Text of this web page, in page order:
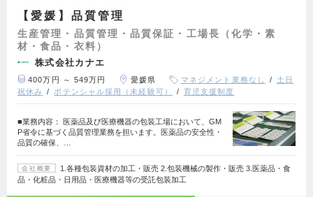
【愛媛】品質管理
生産管理・品質管理・品質保証・工場長（化学・素
材・食品・衣料）
株式会社カナエ
400万円 ～ 549万円 愛媛県 マネジメント業務なし
土日
祝休み
ポテンシャル採用（未経験可） 育児支援制度
■業務内容： 医薬品及び医療機器の包装工場において、GM
P省令に基づく品質管理業務を担います。医薬品の安全性・
品質の確保、…
会社概要
1.各種包装資材の加工・販売 2.包装機械の製作・販売 3.医薬品・食
品・化粧品・日用品・医療機器等の受託包装加工